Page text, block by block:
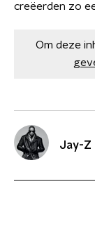
creëerden zo
Om deze
Jay-Z